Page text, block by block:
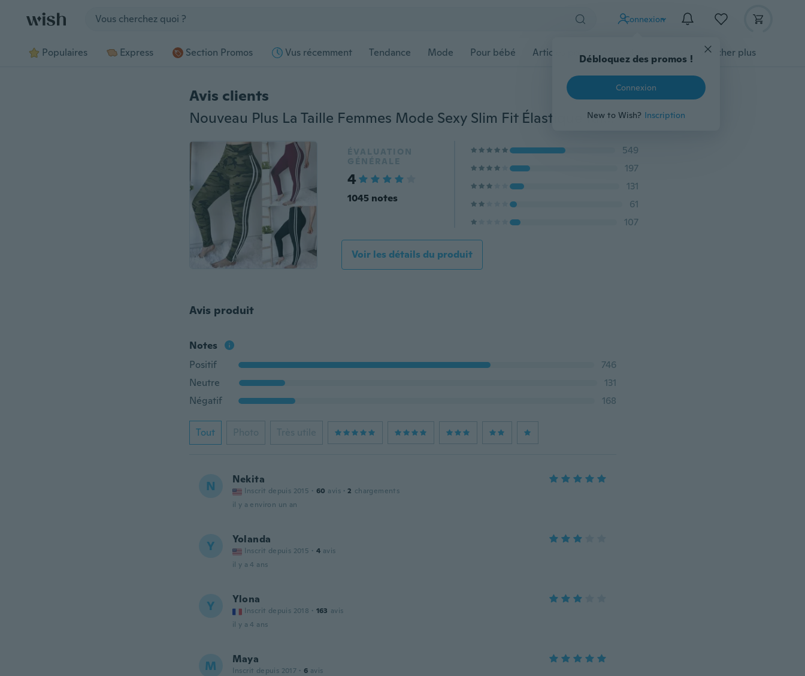
Connexion
Débloquez des promos !
Connexion
New to Wish? Inscription
Populaires Express Section Promos Vus récemment Tendance Mode Pour bébé Articles pour animaux domestiques Afficher plus
Avis clients
Nouveau Plus La Taille Femmes Mode Sexy Slim Fit Élastique Taille Haute Crayon Pantalon Rayé Couture Casual Sports Running Yoga Long Pantalon Pantalon
ÉVALUATION
GÉNÉRALE
4
1045 notes
549
197
131
61
107
Voir les détails du produit
Avis produit
Notes
Positif
746
Neutre
131
Négatif
168
Tout Photo Très utile
N Nekita
Inscrit depuis 2015 · 60 avis · 2 chargements
il y a environ un an
Y Yolanda
Inscrit depuis 2015 · 4 avis
il y a 4 ans
Y Ylona
Inscrit depuis 2018 · 163 avis
il y a 4 ans
M Maya
Inscrit depuis 2017 · 6 avis